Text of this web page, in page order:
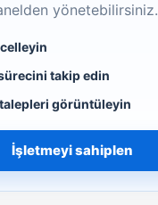
yönetebilirsiniz.
takip edin
görüntüleyin
İşletmeyi sahiplen